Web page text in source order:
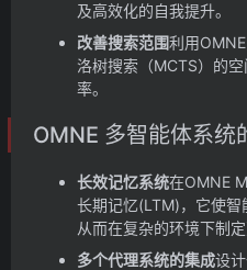
及高效化的自我提升。
改善搜索范围利用
洛树搜索（MCTS）的
率。
OMNE 多智能体系统
长效记忆系统在OMNE
长期记忆(LTM)，它使智
从而在复杂的环境下制
多个代理系统的集成设